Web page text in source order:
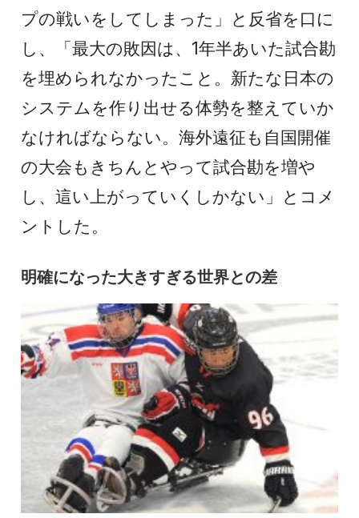
プの戦いをしてしまった」と反省を口に
し、「最大の敗因は、1年半あいた試合勘
を埋められなかったこと。新たな日本の
システムを作り出せる体勢を整えていか
なければならない。海外遠征も自国開催
の大会もきちんとやって試合勘を増や
し、這い上がっていくしかない」とコメ
ントした。
明確になった大きすぎる世界との差